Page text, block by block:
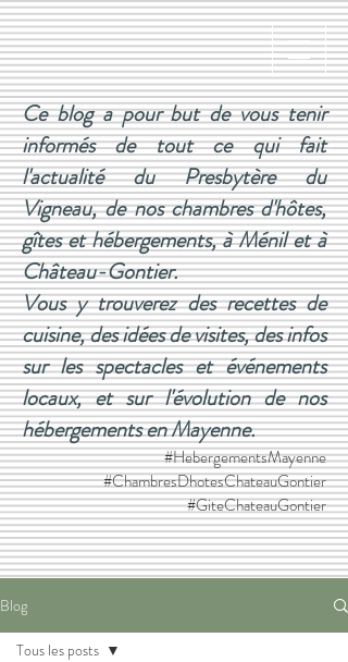
Ce blog a pour but de vous tenir
informés de tout ce qui fait
l'actualité du Presbytère du
Vigneau, de nos chambres d'hôtes,
gîtes et hébergements, à Ménil et à
Château-Gontier.
Vous y trouverez des recettes de
cuisine, des idées de visites, des infos
sur les spectacles et événements
locaux, et sur l'évolution de nos
hébergements en Mayenne.
#HebergementsMayenne
#ChambresDhotesChateauGontier
#GiteChateauGontier
Blog
Tous les posts